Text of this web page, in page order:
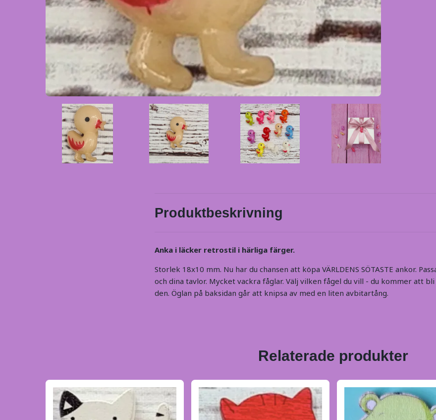
Produktbeskrivning
Anka i läcker retrostil i härliga färger.
Storlek 18x10 mm. Nu har du chansen att köpa VÄRLDENS SÖTASTE ankor.
och dina tavlor. Mycket vackra fåglar. Välj vilken fågel du vill - du kommer att
den. Öglan på baksidan går att knipsa av med en liten avbitartång.
Relaterade produkter